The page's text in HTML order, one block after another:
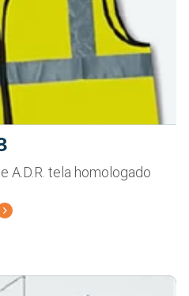
A.D.R. tela homologado